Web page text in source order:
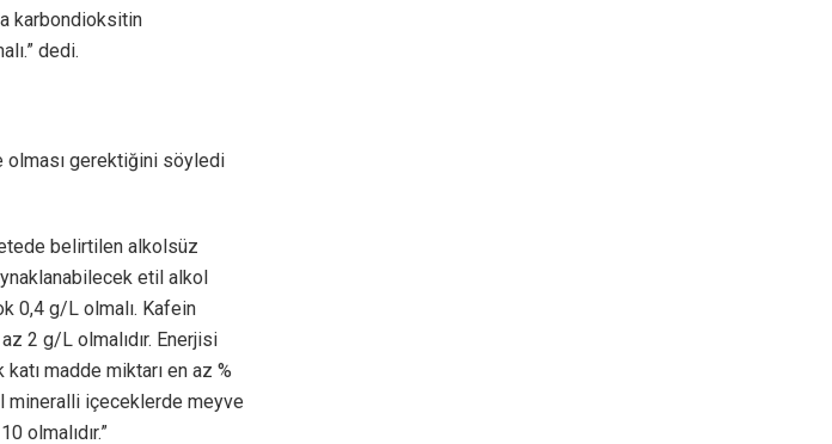
karbondioksitin
dedi.
olması gerektiğini söyledi
belirtilen alkolsüz
etil alkol
0,4 g/L olmalı. Kafein
2 g/L olmalıdır. Enerjisi
madde miktarı en az %
mineralli içeceklerde meyve
olmalıdır.”